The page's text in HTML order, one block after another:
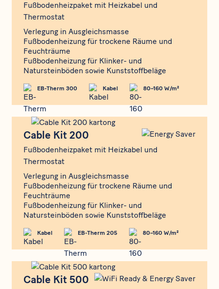
Fußbodenheizpaket mit Heizkabel und
Thermostat
Verlegung in Ausgleichsmasse
Fußbodenheizung für trockene Räume und
Feuchträume
Fußbodenheizung für Klinker- und
Natursteinböden sowie Kunststoffbeläge
EB-Therm 300 Kabel 80–160 W/m²
Cable Kit 200
Fußbodenheizpaket mit Heizkabel und
Thermostat
Verlegung in Ausgleichsmasse
Fußbodenheizung für trockene Räume und
Feuchträume
Fußbodenheizung für Klinker- und
Natursteinböden sowie Kunststoffbeläge
Kabel EB-Therm 205 80–160 W/m²
Cable Kit 200
Cable Kit 500
Cable Kit 500